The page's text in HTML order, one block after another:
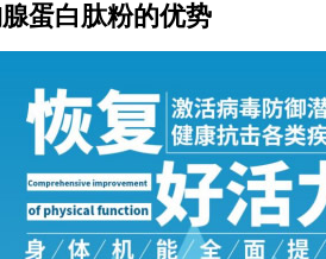
蛋白肽粉的优势